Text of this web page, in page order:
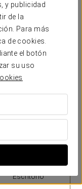
y publicidad
de la
Para más
de cookies.
el botón
su uso
un total de 63
de alto standing.
gusto, calidad y
con Wi-Fi de alta
secador, teléfono
carta de almohadas
Escritorio